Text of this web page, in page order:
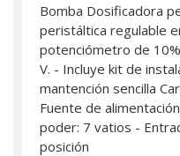
Bomba Dosificadora
peristáltica regulable
potenciómetro de
V. - Incluye kit de
mantención sencilla
Fuente de
poder: 7 vatios -
posición